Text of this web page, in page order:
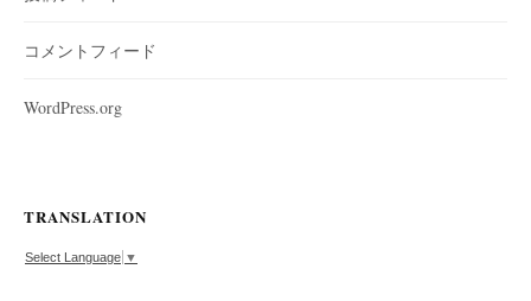
コメントフィード
WordPress.org
TRANSLATION
Select Language ▼